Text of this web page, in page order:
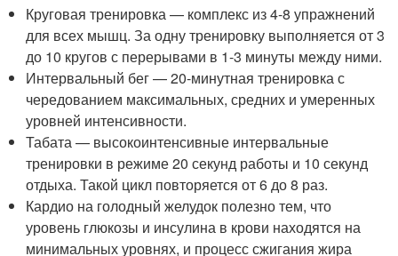
Круговая тренировка — комплекс из 4-8 упражнений
для всех мышц. За одну тренировку выполняется от 3
до 10 кругов с перерывами в 1-3 минуты между ними.
Интервальный бег — 20-минутная тренировка с
чередованием максимальных, средних и умеренных
уровней интенсивности.
Табата — высокоинтенсивные интервальные
тренировки в режиме 20 секунд работы и 10 секунд
отдыха. Такой цикл повторяется от 6 до 8 раз.
Кардио на голодный желудок полезно тем, что
уровень глюкозы и инсулина в крови находятся на
минимальных уровнях, и процесс сжигания жира